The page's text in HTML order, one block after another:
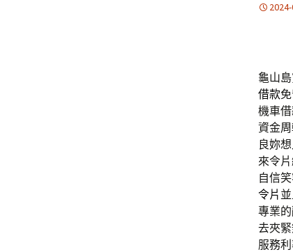
龜山
借款
機車
資金
良妳
來令
自信
令片
專業
去夾
服務